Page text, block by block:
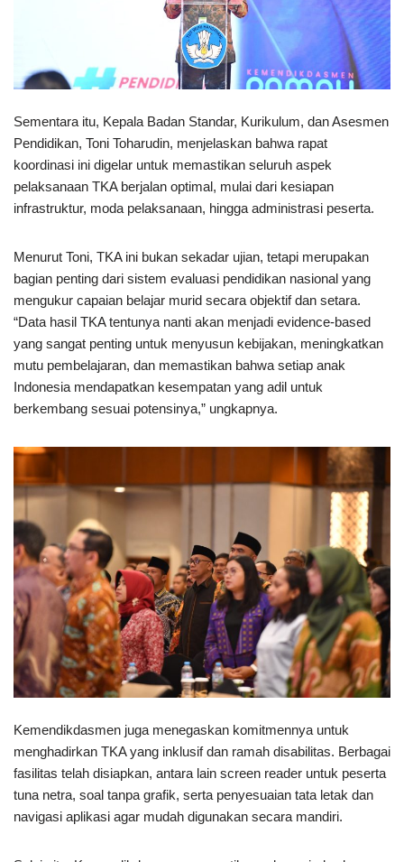
Sementara itu, Kepala Badan Standar, Kurikulum, dan Asesmen
Pendidikan, Toni Toharudin, menjelaskan bahwa rapat
koordinasi ini digelar untuk memastikan seluruh aspek
pelaksanaan TKA berjalan optimal, mulai dari kesiapan
infrastruktur, moda pelaksanaan, hingga administrasi peserta.
Menurut Toni, TKA ini bukan sekadar ujian, tetapi merupakan
bagian penting dari sistem evaluasi pendidikan nasional yang
mengukur capaian belajar murid secara objektif dan setara.
“Data hasil TKA tentunya nanti akan menjadi evidence-based
yang sangat penting untuk menyusun kebijakan, meningkatkan
mutu pembelajaran, dan memastikan bahwa setiap anak
Indonesia mendapatkan kesempatan yang adil untuk
berkembang sesuai potensinya,” ungkapnya.
Kemendikdasmen juga menegaskan komitmennya untuk
menghadirkan TKA yang inklusif dan ramah disabilitas. Berbagai
fasilitas telah disiapkan, antara lain screen reader untuk peserta
tuna netra, soal tanpa grafik, serta penyesuaian tata letak dan
navigasi aplikasi agar mudah digunakan secara mandiri.